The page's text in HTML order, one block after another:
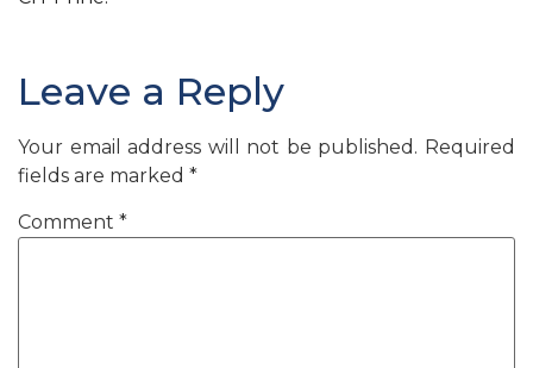
Leave a Reply
Your email address will not be published. Required
fields are marked *
Comment *